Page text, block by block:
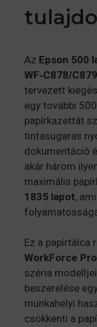
Az Epson 500
WF‑C878/
tervezett
egy további
papírkazettát
tintasugaras
dokumentáció
akár három
maximális
1835 lapot,
Ez a papírtálca
WorkForce
széria
beszerelése
munkahelyi
csökkenti a